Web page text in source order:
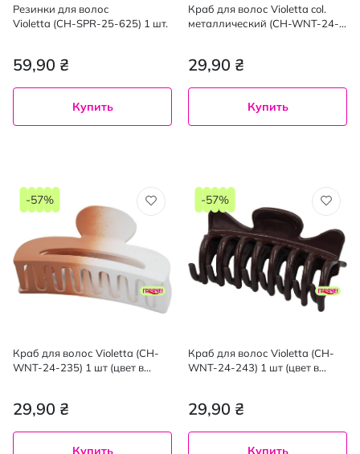
Резинки для волос
Violetta (CH-SPR-25-625) 1 шт.
59,90 ₴
Купить
Краб для волос Violetta col.
металлический (CH-WNT-24-
29,90 ₴
Купить
Краб для волос Violetta (CH-
WNT-24-235) 1 шт (цвет в
29,90 ₴
-57%
Купить
Краб для волос Violetta (CH-
WNT-24-243) 1 шт (цвет в
29,90 ₴
-57%
Купить